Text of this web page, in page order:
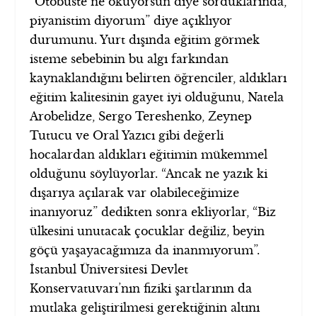
piyanistim diyorum” diye açıklıyor
durumunu. Yurt dışında eğitim görmek
isteme sebebinin bu algı farkından
kaynaklandığını belirten öğrenciler, aldıkları
eğitim kalitesinin gayet iyi olduğunu, Natela
Arobelidze, Sergo Tereshenko, Zeynep
Tutucu ve Oral Yazıcı gibi değerli
hocalardan aldıkları eğitimin mükemmel
olduğunu söylüyorlar. “Ancak ne yazık ki
dışarıya açılarak var olabileceğimize
inanıyoruz” dedikten sonra ekliyorlar, “Biz
ülkesini unutacak çocuklar değiliz, beyin
göçü yaşayacağımıza da inanmıyorum”.
İstanbul Üniversitesi Devlet
Konservatuvarı’nın fiziki şartlarının da
mutlaka geliştirilmesi gerektiğinin altını